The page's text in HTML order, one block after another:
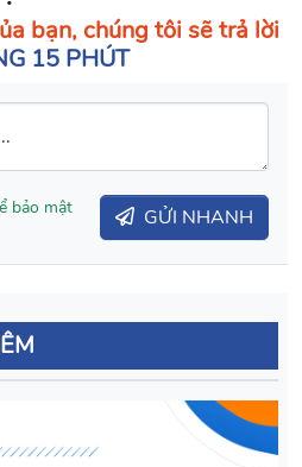
bạn, chúng tôi sẽ trả lời
15 PHÚT
bảo mật
GỬI NHANH